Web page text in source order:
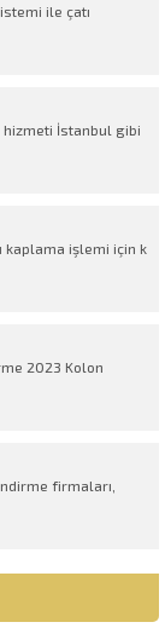
ile çatı
hizmeti İstanbul gibi
kaplama işlemi için k
2023 Kolon
firmaları,